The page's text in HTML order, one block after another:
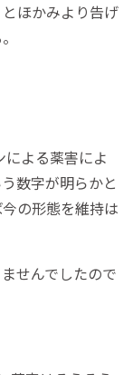
ほかみより告げ
よる薬害によ
数字が明らかと
の形態を維持は
せんでしたので